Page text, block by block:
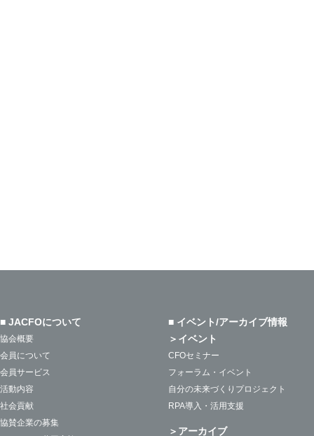
■ JACFOについて
協会概要
会員について
会員サービス
活動内容
社会貢献
協賛企業の募集
■ イベント/アーカイブ情報
＞イベント
CFOセミナー
フォーラム・イベント
自分の未来づくりプロジェクト
RPA導入・活用支援
＞アーカイブ